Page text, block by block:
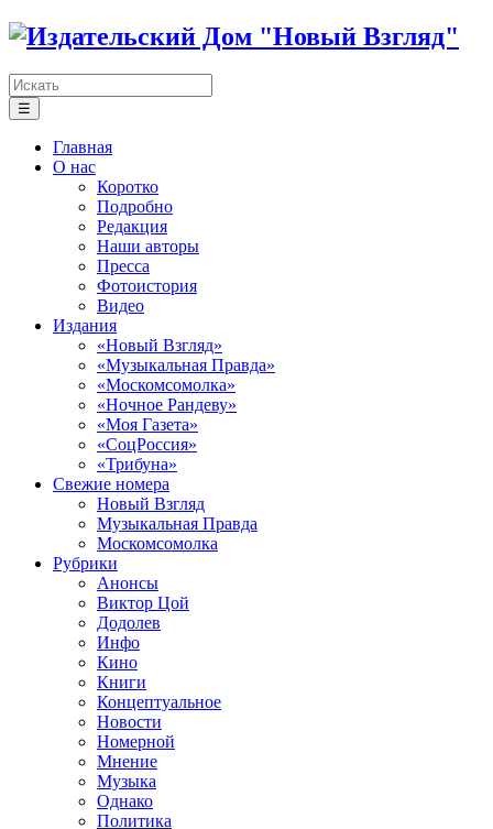
☰
Главная
О нас
Коротко
Подробно
Редакция
Наши авторы
Пресса
Фотоистория
Видео
Издания
«Новый Взгляд»
«Музыкальная Правда»
«Москомсомолка»
«Ночное Рандеву»
«Моя Газета»
«СоцРоссия»
«Трибуна»
Свежие номера
Новый Взгляд
Музыкальная Правда
Москомсомолка
Рубрики
Анонсы
Виктор Цой
Додолев
Инфо
Кино
Книги
Концептуальное
Новости
Номерной
Мнение
Музыка
Однако
Политика